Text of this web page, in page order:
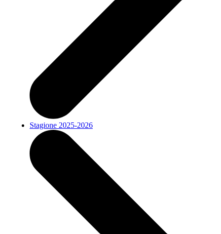
Stagione 2025-2026